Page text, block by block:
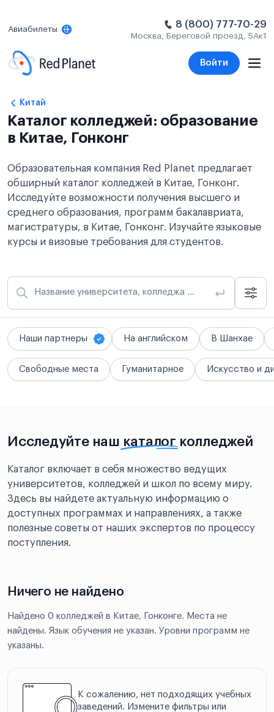
Авиабилеты 8 (800) 777-70-29
Москва, Береговой проезд, 5Ак1
Войти
Китай
Каталог колледжей: образование
в Китае, Гонконг
Образовательная компания Red Planet предлагает
обширный каталог колледжей в Китае, Гонконг.
Исследуйте возможности получения высшего и
среднего образования, программ бакалавриата,
магистратуры, в Китае, Гонконг. Изучайте языковые
курсы и визовые требования для студентов.
Название университета, колледжа или школы
Наши партнеры На английском В Шанхае
Свободные места Гуманитарное Искусство и
Исследуйте наш каталог колледжей
Каталог включает в себя множество ведущих
университетов, колледжей и школ по всему миру.
Здесь вы найдете актуальную информацию о
доступных программах и направлениях, а также
полезные советы от наших экспертов по процессу
поступления.
Ничего не найдено
Найдено 0 колледжей в Китае, Гонконге. Места не
найдены. Язык обучения не указан. Уровни программ не
указаны.
К сожалению, нет подходящих учебных
заведений. Измените фильтры или